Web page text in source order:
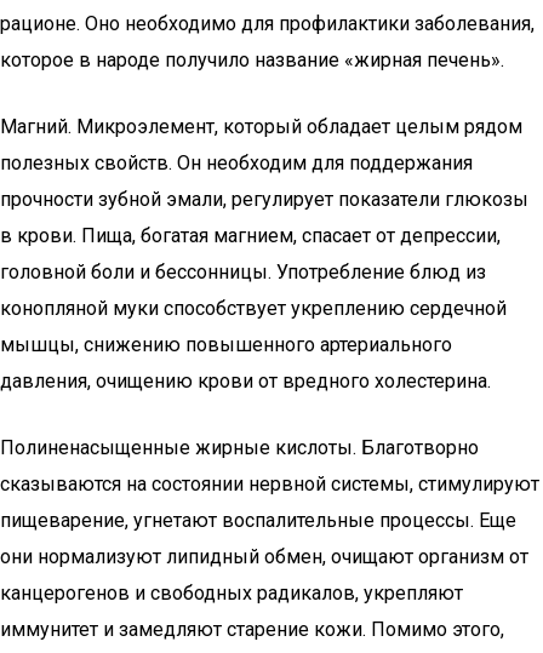
рационе. Оно необходимо для профилактики заболевания,
которое в народе получило название «жирная печень».
Магний. Микроэлемент, который обладает целым рядом
полезных свойств. Он необходим для поддержания
прочности зубной эмали, регулирует показатели глюкозы
в крови. Пища, богатая магнием, спасает от депрессии,
головной боли и бессонницы. Употребление блюд из
конопляной муки способствует укреплению сердечной
мышцы, снижению повышенного артериального
давления, очищению крови от вредного холестерина.
Полиненасыщенные жирные кислоты. Благотворно
сказываются на состоянии нервной системы, стимулируют
пищеварение, угнетают воспалительные процессы. Еще
они нормализуют липидный обмен, очищают организм от
канцерогенов и свободных радикалов, укрепляют
иммунитет и замедляют старение кожи. Помимо этого,